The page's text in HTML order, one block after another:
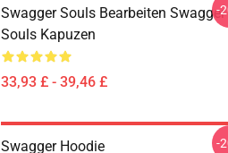
Swagger Souls Bearbeiten Swagger
Souls Kapuzen
33,93 £ - 39,46 £
-
Swagger Hoodie -